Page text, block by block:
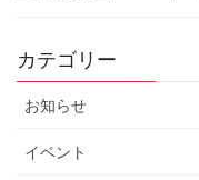
カテゴリー
お知らせ
イベント